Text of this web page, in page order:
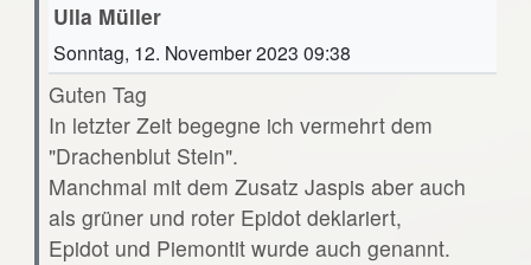
Ulla Müller
Sonntag, 12. November 2023 09:38
Guten Tag
In letzter Zeit begegne ich vermehrt dem
"Drachenblut Stein".
Manchmal mit dem Zusatz Jaspis aber auch
als grüner und roter Epidot deklariert,
Epidot und Piemontit wurde auch genannt.